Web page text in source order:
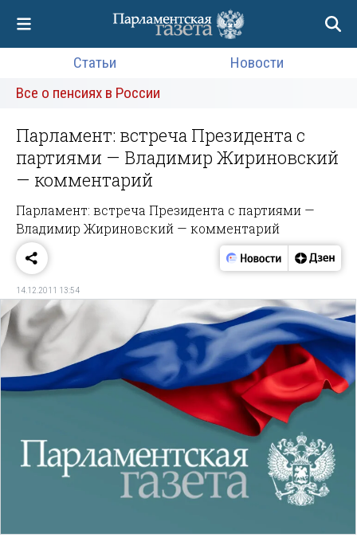
Статьи
Новости
Все о пенсиях в России
Парламент: встреча Президента с
партиями — Владимир Жириновский
— комментарий
Парламент: встреча Президента с партиями —
Владимир Жириновский — комментарий
14.12.2011 13:54